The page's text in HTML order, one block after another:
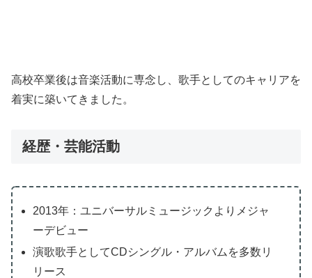
高校卒業後は音楽活動に専念し、歌手としてのキャリアを
着実に築いてきました。
経歴・芸能活動
2013年：ユニバーサルミュージックよりメジャ
ーデビュー
演歌歌手としてCDシングル・アルバムを多数リ
リース